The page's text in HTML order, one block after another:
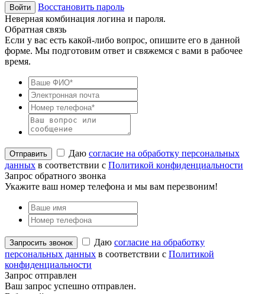
Восстановить пароль
Неверная комбинация логина и пароля.
Обратная связь
Если у вас есть какой-либо вопрос, опишите его в данной
форме. Мы подготовим ответ и свяжемся с вами в рабочее
время.
Даю согласие на обработку персональных
данных в соответствии с Политикой конфиденциальности
Запрос обратного звонка
Укажите ваш номер телефона и мы вам перезвоним!
Даю согласие на обработку
персональных данных в соответствии с Политикой
конфиденциальности
Запрос отправлен
Ваш запрос успешно отправлен.